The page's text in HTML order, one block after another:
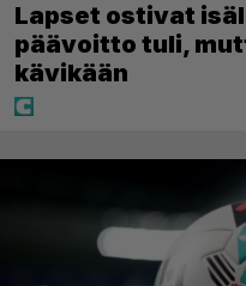
Lapset ostivat
päävoitto tuli,
kävikään